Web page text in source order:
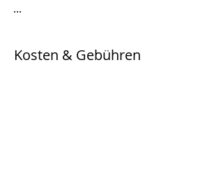
...
Kosten & Gebühren